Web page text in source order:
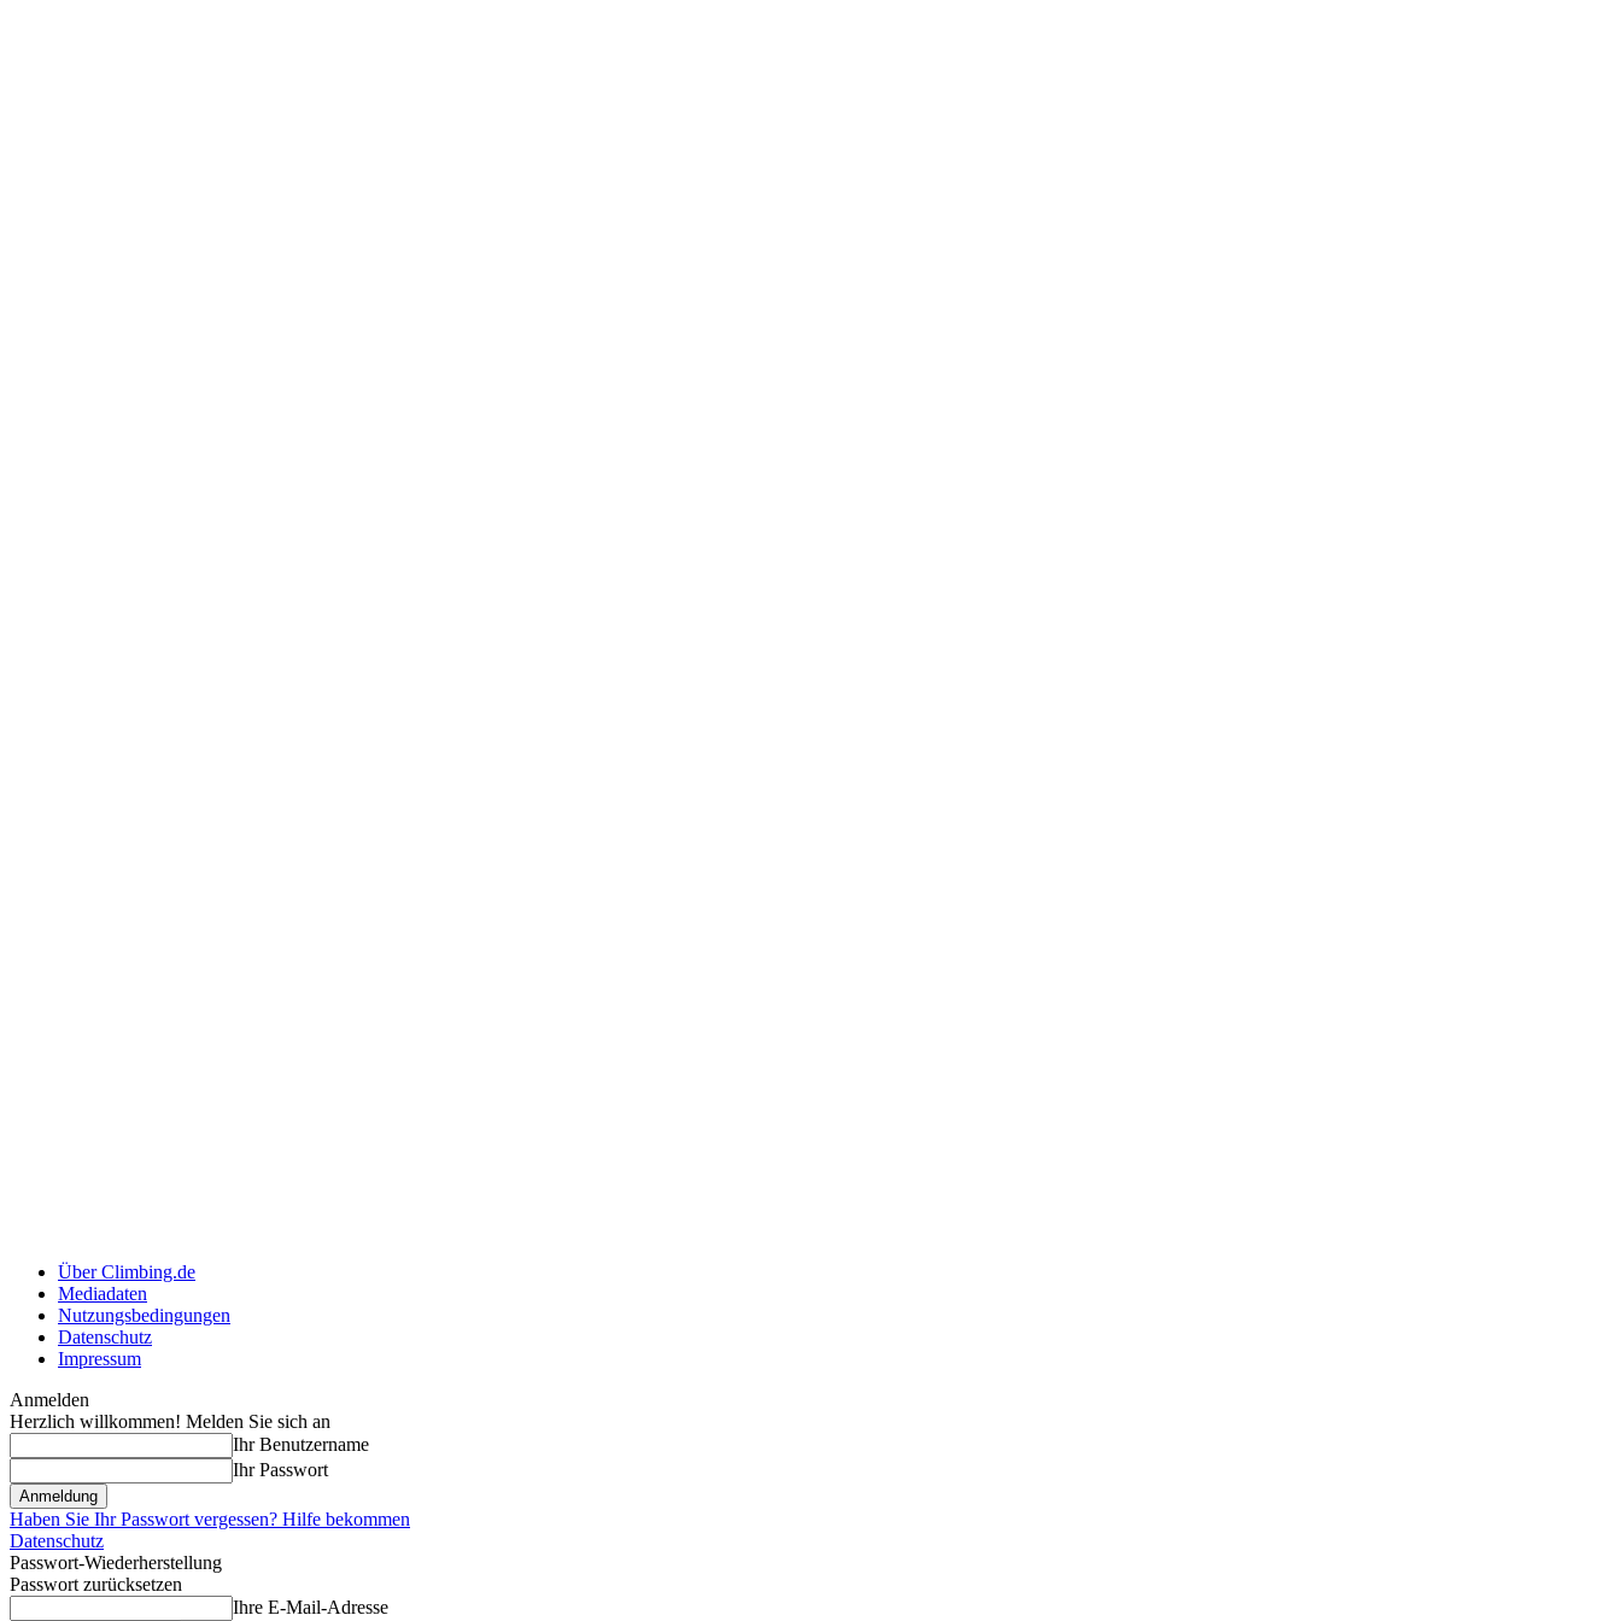
Über Climbing.de
Mediadaten
Nutzungsbedingungen
Datenschutz
Impressum
Anmelden
Herzlich willkommen! Melden Sie sich an
Ihr Benutzername
Ihr Passwort
Haben Sie Ihr Passwort vergessen? Hilfe bekommen
Datenschutz
Passwort-Wiederherstellung
Passwort zurücksetzen
Ihre E-Mail-Adresse